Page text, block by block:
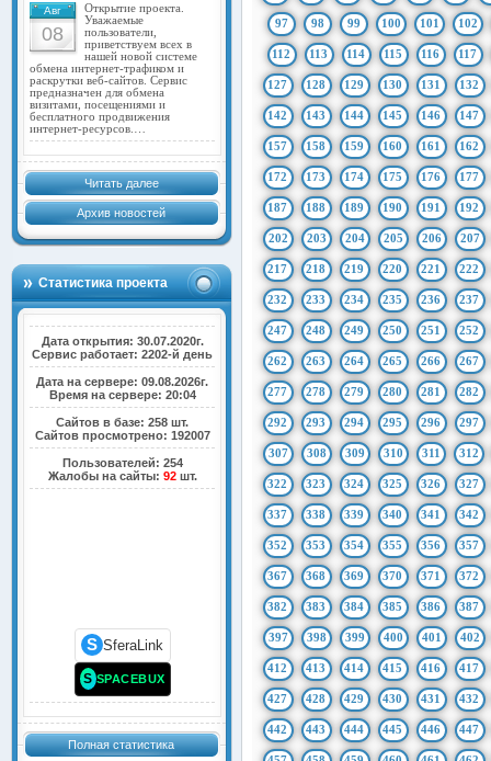
Авг
08
Открытие проекта.
Уважаемые
пользователи,
приветствуем всех в
нашей новой системе
обмена интернет-трафиком и
раскрутки веб-сайтов. Сервис
предназначен для обмена
визитами, посещениями и
бесплатного продвижения
интернет-ресурсов.…
Читать далее
Архив новостей
Статистика проекта
Дата открытия: 30.07.2020г.
Сервис работает: 2202-й день
Дата на сервере: 09.08.2026г.
Время на сервере: 20:04
Сайтов в базе: 258 шт.
Сайтов просмотрено: 192007
Пользователей: 254
Жалобы на сайты: 92шт.
S SferaLink
S SPACEBUX
Полная статистика
97 98 99 100 101 102
112 113 114 115 116 117
127 128 129 130 131 132
142 143 144 145 146 147
157 158 159 160 161 162
172 173 174 175 176 177
187 188 189 190 191 192
202 203 204 205 206 207
217 218 219 220 221 222
232 233 234 235 236 237
247 248 249 250 251 252
262 263 264 265 266 267
277 278 279 280 281 282
292 293 294 295 296 297
307 308 309 310 311 312
322 323 324 325 326 327
337 338 339 340 341 342
352 353 354 355 356 357
367 368 369 370 371 372
382 383 384 385 386 387
397 398 399 400 401 402
412 413 414 415 416 417
427 428 429 430 431 432
442 443 444 445 446 447